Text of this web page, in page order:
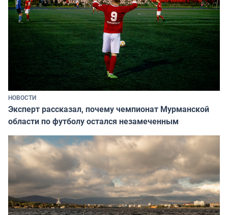
НОВОСТИ
Эксперт рассказал, почему чемпионат Мурманской
области по футболу остался незамеченным